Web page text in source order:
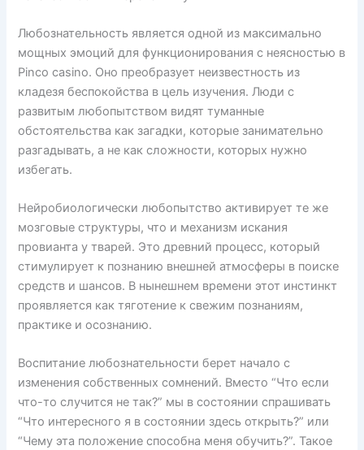
Любознательность является одной из максимально
мощных эмоций для функционирования с неясностью в
Pinco casino. Оно преобразует неизвестность из
кладезя беспокойства в цель изучения. Люди с
развитым любопытством видят туманные
обстоятельства как загадки, которые занимательно
разгадывать, а не как сложности, которых нужно
избегать.
Нейробиологически любопытство активирует те же
мозговые структуры, что и механизм искания
провианта у тварей. Это древний процесс, который
стимулирует к познанию внешней атмосферы в поиске
средств и шансов. В нынешнем времени этот инстинкт
проявляется как тяготение к свежим познаниям,
практике и осознанию.
Воспитание любознательности берет начало с
изменения собственных сомнений. Вместо “Что если
что-то случится не так?” мы в состоянии спрашивать
“Что интересного я в состоянии здесь открыть?” или
“Чему эта положение способна меня обучить?”. Такое